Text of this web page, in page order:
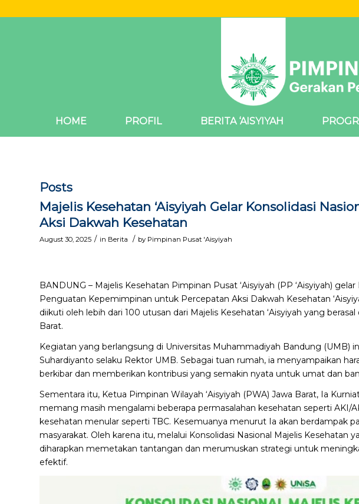
HOME PROFIL BERITA ‘AISYIYAH
Posts
Majelis Kesehatan ‘Aisyiyah Gelar Konsolidasi
Aksi Dakwah Kesehatan
August 30, 2025 / in Berita / by Pimpinan Pusat 'Aisyiyah
BANDUNG – Majelis Kesehatan Pimpinan Pusat ‘Aisyiyah (PP ‘Aisyiyah)
Penguatan Kepemimpinan untuk Percepatan Aksi Dakwah Kesehatan
diikuti oleh lebih dari 100 utusan dari Majelis Kesehatan ‘Aisyiyah yang
Barat.
Kegiatan yang berlangsung di Universitas Muhammadiyah Bandung (UMB)
Suhardiyanto selaku Rektor UMB. Sebagai tuan rumah, ia menyampaikan
berkibar dan memberikan kontribusi yang semakin nyata untuk umat dan
Sementara itu, Ketua Pimpinan Wilayah ‘Aisyiyah (PWA) Jawa Barat, Ia
memang masih mengalami beberapa permasalahan kesehatan seperti AKI/
kesehatan menular seperti TBC. Kesemuanya menurut Ia akan berdampak
masyarakat. Oleh karena itu, melalui Konsolidasi Nasional Majelis Kesehatan
diharapkan memetakan tantangan dan merumuskan strategi untuk
efektif.